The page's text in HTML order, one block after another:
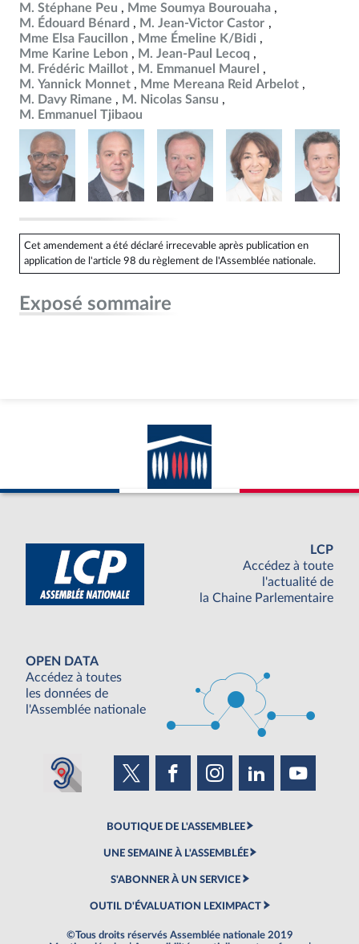
M. Stéphane Peu
Mme Soumya Bourouaha
M. Édouard Bénard
M. Jean-Victor Castor
Mme Elsa Faucillon
Mme Émeline K/Bidi
Mme Karine Lebon
M. Jean-Paul Lecoq
M. Frédéric Maillot
M. Emmanuel Maurel
M. Yannick Monnet
Mme Mereana Reid Arbelot
M. Davy Rimane
M. Nicolas Sansu
M. Emmanuel Tjibaou
Cet amendement a été déclaré irrecevable après publication en
application de l'article 98 du règlement de l'Assemblée nationale.
Exposé sommaire
LCP
Accédez à toute
l'actualité de
la Chaine Parlementaire
OPEN DATA
Accédez à toutes
les données de
l'Assemblée nationale
BOUTIQUE DE L'ASSEMBLEE
UNE SEMAINE À L'ASSEMBLÉE
S'ABONNER À UN SERVICE
OUTIL D'ÉVALUATION LEXIMPACT
©Tous droits réservés Assemblée nationale 2019